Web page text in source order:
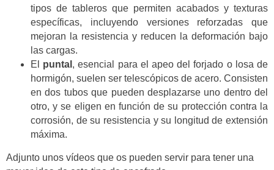
tipos de tableros que permiten acabados y texturas
específicas, incluyendo versiones reforzadas que
mejoran la resistencia y reducen la deformación bajo
las cargas.
El puntal , esencial para el apeo del forjado o losa de
hormigón, suelen ser telescópicos de acero. Consisten
en dos tubos que pueden desplazarse uno dentro del
otro, y se eligen en función de su protección contra la
corrosión, de su resistencia y su longitud de extensión
máxima.
Adjunto unos vídeos que os pueden servir para tener una